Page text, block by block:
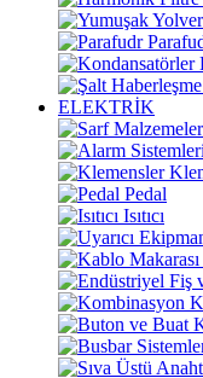
ELEKTRİK
Pedal
Isıtıcı